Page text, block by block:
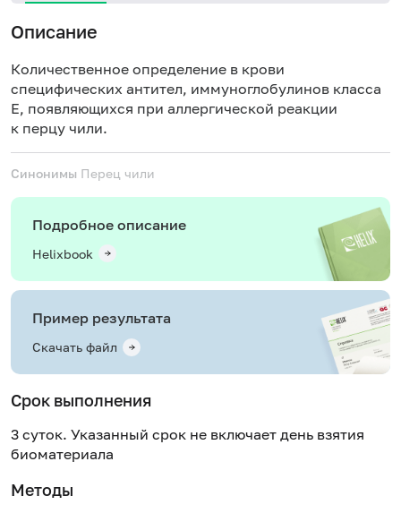
Описание
Количественное определение в крови
специфических антител, иммуноглобулинов класса
E, появляющихся при аллергической реакции
к перцу чили.
Синонимы Перец чили
Подробное описание
Helixbook
Пример результата
Скачать файл
Срок выполнения
3 суток. Указанный срок не включает день взятия
биоматериала
Методы